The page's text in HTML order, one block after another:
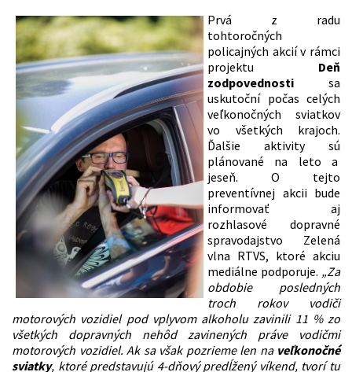
Prvá z radu
tohtoročných
policajných akcií v rámci
projektu Deň
zodpovednosti sa
uskutoční počas celých
veľkonočných sviatkov
vo všetkých krajoch.
Ďalšie aktivity sú
plánované na leto a
jeseň. O tejto
preventívnej akcii bude
informovať aj
rozhlasové dopravné
spravodajstvo Zelená
vlna RTVS, ktoré akciu
mediálne podporuje. „Za
obdobie posledných
troch rokov vodiči
motorových vozidiel pod vplyvom alkoholu zavinili 11 % zo
všetkých dopravných nehôd zavinených práve vodičmi
motorových vozidiel. Ak sa však pozrieme len na veľkonočné
sviatky, ktoré predstavujú 4-dňový predĺžený víkend, tvorí tu